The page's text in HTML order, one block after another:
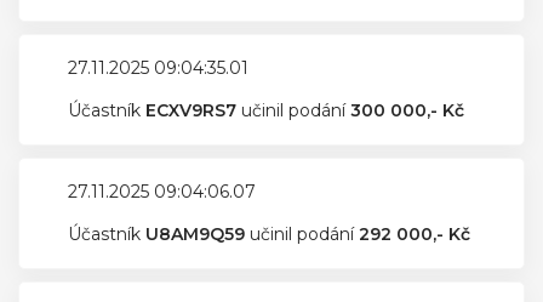
27.11.2025 09:04:35.01
Účastník ECXV9RS7 učinil podání300 000,- Kč
27.11.2025 09:04:06.07
Účastník U8AM9Q59 učinil podání292 000,- Kč